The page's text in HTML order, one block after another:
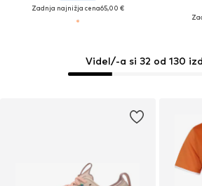
Zadnja najnižja cena65,00 €
Videl/-a si 32 od 130